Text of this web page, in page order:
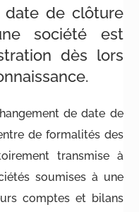
date de clôture
société est
dès lors
de date de
de formalités des
transmise à
soumises à une
comptes et bilans